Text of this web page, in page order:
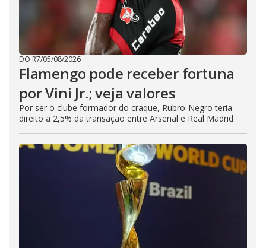
DO R7/05/08/2026
Flamengo pode receber fortuna
por Vini Jr.; veja valores
Por ser o clube formador do craque, Rubro-Negro teria
direito a 2,5% da transação entre Arsenal e Real Madrid